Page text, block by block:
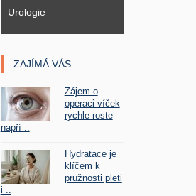
Urologie
ZAJÍMÁ VÁS
Zájem o
operaci víček
rychle roste
napří ..
Hydratace je
klíčem k
pružnosti pleti
i ..